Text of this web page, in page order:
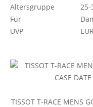
Altersgruppe
25-
Für
UVP
TISSOT T-RACE MENS